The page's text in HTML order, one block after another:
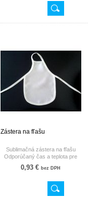
Zástera na fľašu
Sublimačná zástera na fľašu
Odporúčaný čas a teplota pre
sublimáciu: 180 °C/50sek.
0,93 € bez DPH